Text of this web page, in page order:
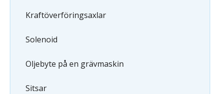
Kraftöverföringsaxlar
Solenoid
Oljebyte på en grävmaskin
Sitsar